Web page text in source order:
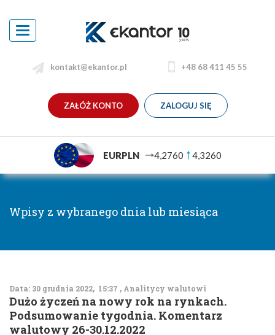
Toggle
navigation
kontakt@ekantor.pl +48 68 411 45 55
ZAŁÓŻ KONTO ZALOGUJ SIĘ
EURPLN 4,2760 4,3260
Wpisy z wybranego dnia lub miesiąca
Data: 30 grudnia 2022, 15:37 , Analitycy walutowi
Dużo życzeń na nowy rok na rynkach.
Podsumowanie tygodnia. Komentarz
walutowy 26-30.12.2022